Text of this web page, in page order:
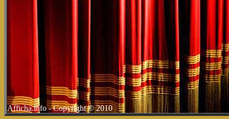
Afficha.info - Copyright © 2010